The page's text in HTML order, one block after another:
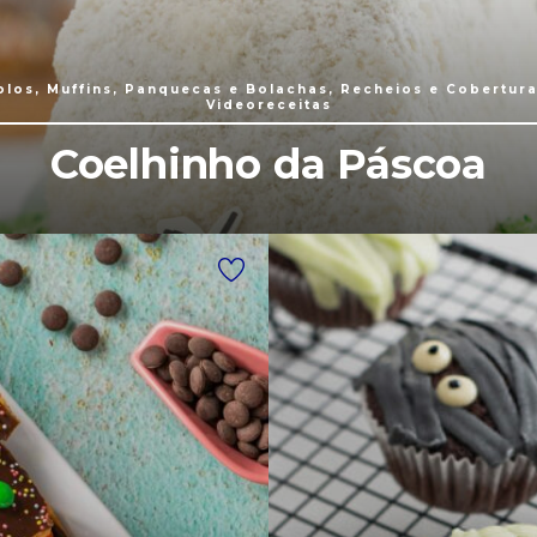
Muffins, Panquecas e Bolachas, Recheios e
Videoreceitas
Coelhinho da Páscoa